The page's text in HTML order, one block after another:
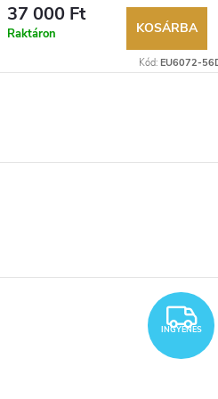
évre. Akár 100 napos visszaküldési
lehetőség. Hivatalos márkakereskedő.
37 000 Ft
Raktáron KOSÁRBA
Kód: EU6072-
INGYENES